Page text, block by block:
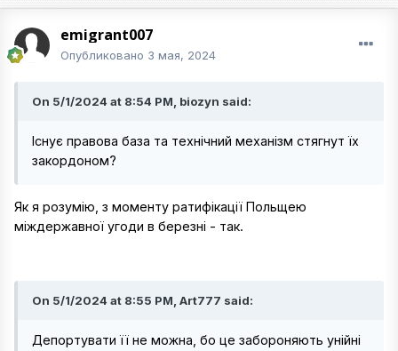
emigrant007
Опубликовано 3 мая, 2024
On 5/1/2024 at 8:54 PM, biozyn said:
Існує правова база та технічний механізм стягнут їх
закордоном?
Як я розумію, з моменту ратифікації Польщею
міждержавної угоди в березні - так.
On 5/1/2024 at 8:55 PM, Art777 said:
Депортувати її не можна, бо це забороняють унійні